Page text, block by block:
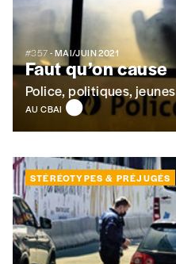
#357- MAI/JUIN 2021
Faut qu’on cause
Police, politiques, jeunes
AU CBAI
STÉRÉOTYPES & PRÉJUGÉS